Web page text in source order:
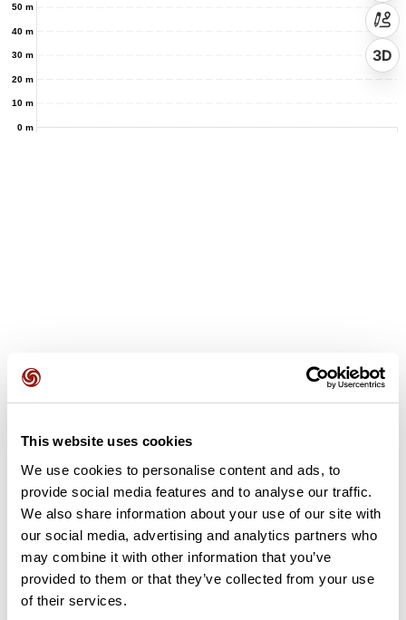
This website uses cookies
We use cookies to personalise content and ads, to
provide social media features and to analyse our traffic.
We also share information about your use of our site with
our social media, advertising and analytics partners who
may combine it with other information that you’ve
provided to them or that they’ve collected from your use
of their services.
0 m
10 m
20 m
30 m
40 m
50 m
3D
Soyez le premier à ajouter un avis !
Ajouter un avis